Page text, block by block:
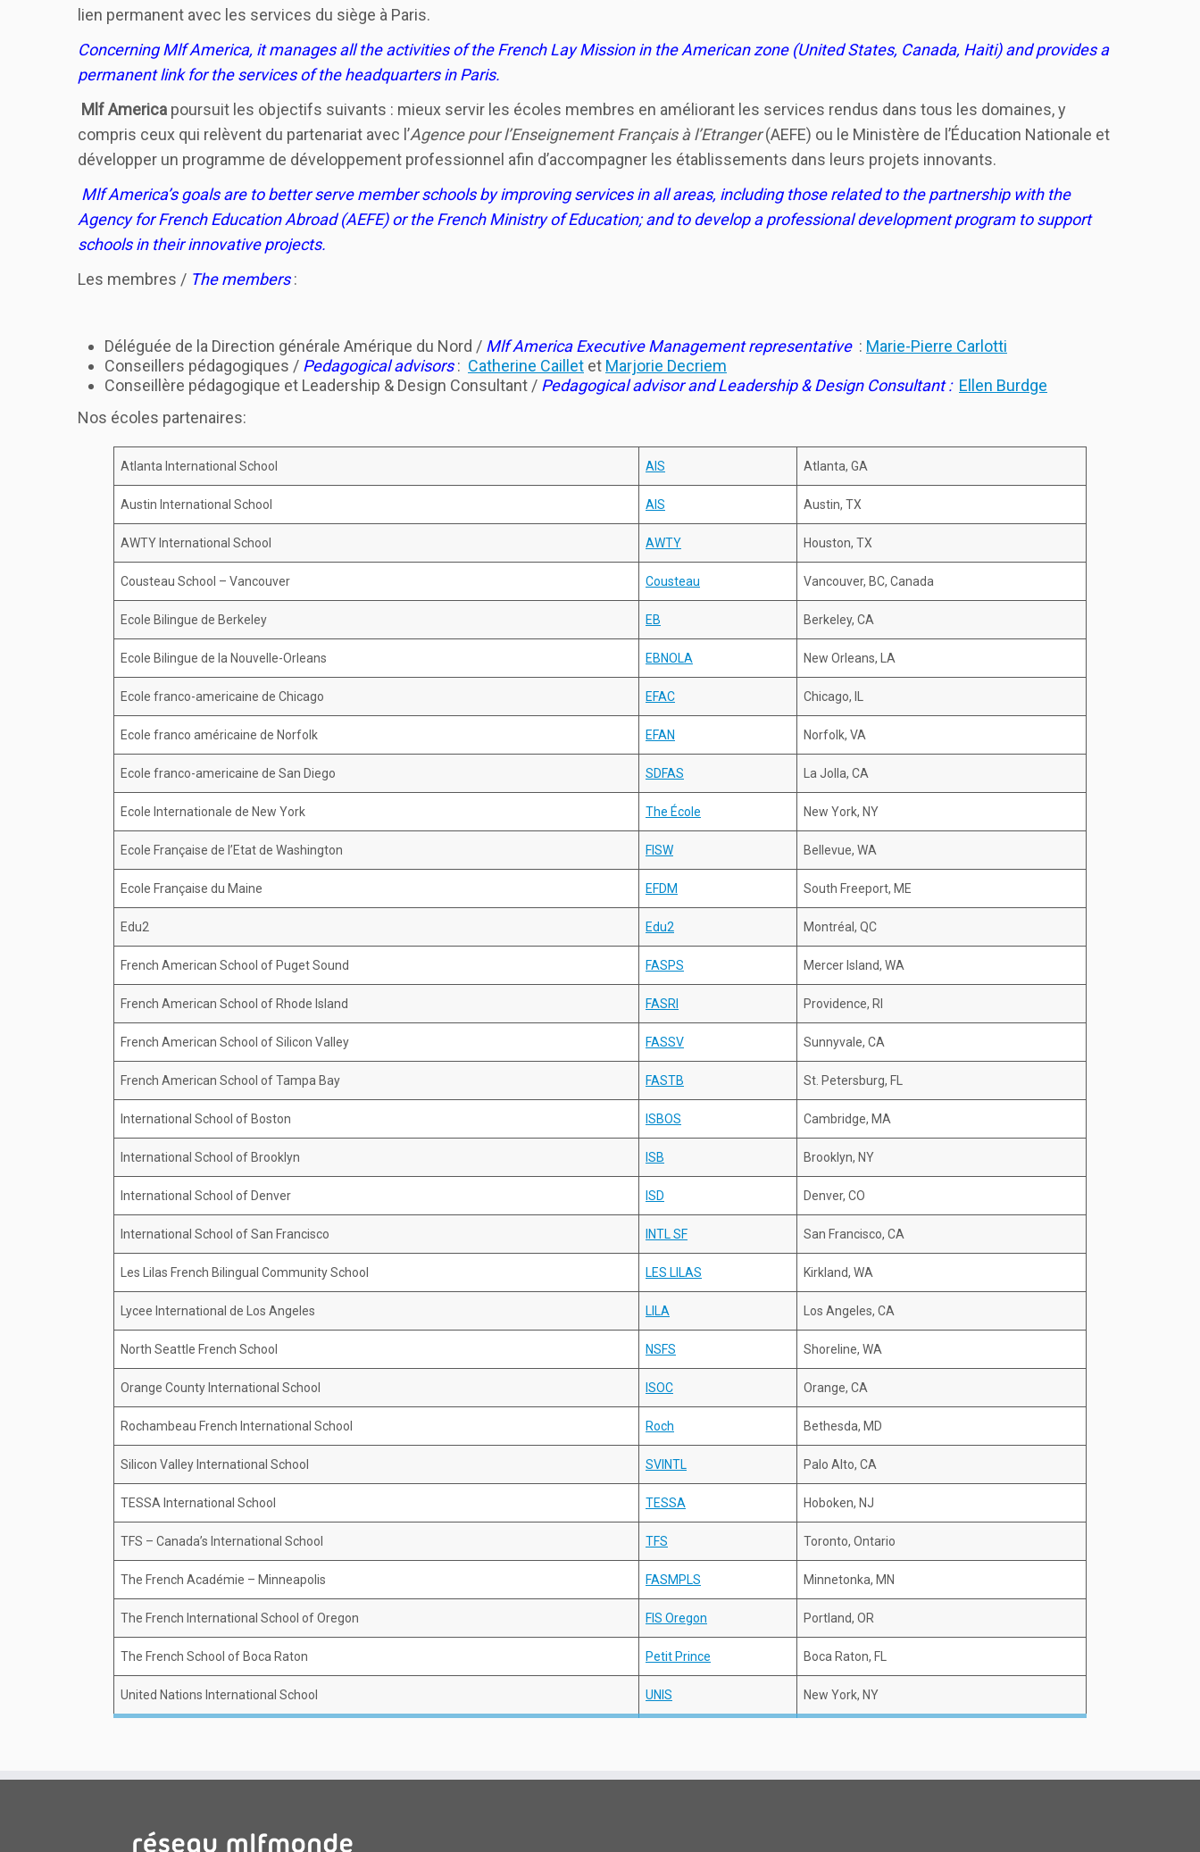
lien permanent avec les services du siège à Paris.
Concerning Mlf America, it manages all the activities of the French Lay Mission in the American zone (United States, Canada, Haiti) and provides a
permanent link for the services of the headquarters in Paris.
Mlf America poursuit les objectifs suivants : mieux servir les écoles membres en améliorant les services rendus dans tous les domaines, y
compris ceux qui relèvent du partenariat avec l’Agence pour l’Enseignement Français à l’Etranger(AEFE) ou le Ministère de l’Éducation Nationale et
développer un programme de développement professionnel afin d’accompagner les établissements dans leurs projets innovants.
Mlf America’s goals are to better serve member schools by improving services in all areas, including those related to the partnership with the
Agency for French Education Abroad (AEFE) or the French Ministry of Education; and to develop a professional development program to support
schools in their innovative projects.
Les membres / The members:
Déléguée de la Direction générale Amérique du Nord / Mlf America Executive Management representative: Marie-Pierre Carlotti
Conseillers pédagogiques / Pedagogical advisors: Catherine Caillet et Marjorie Decriem
Conseillère pédagogique et Leadership & Design Consultant / Pedagogical advisor andLeadership & Design Consultant : Ellen Burdge
Nos écoles partenaires:
Atlanta International School AIS Atlanta, GA
Austin International School AIS Austin, TX
AWTY International School AWTY Houston, TX
Cousteau School – Vancouver Cousteau Vancouver, BC, Canada
Ecole Bilingue de Berkeley EB Berkeley, CA
Ecole Bilingue de la Nouvelle-Orleans EBNOLA New Orleans, LA
Ecole franco-americaine de Chicago EFAC Chicago, IL
Ecole franco américaine de Norfolk EFAN Norfolk, VA
Ecole franco-americaine de San Diego SDFAS La Jolla, CA
Ecole Internationale de New York The École New York, NY
Ecole Française de l’Etat de Washington FISW Bellevue, WA
Ecole Française du Maine EFDM South Freeport, ME
Edu2 Edu2 Montréal, QC
French American School of Puget Sound FASPS Mercer Island, WA
French American School of Rhode Island FASRI Providence, RI
French American School of Silicon Valley FASSV Sunnyvale, CA
French American School of Tampa Bay FASTB St. Petersburg, FL
International School of Boston ISBOS Cambridge, MA
International School of Brooklyn ISB Brooklyn, NY
International School of Denver ISD Denver, CO
International School of San Francisco INTL SF San Francisco, CA
Les Lilas French Bilingual Community School LES LILAS Kirkland, WA
Lycee International de Los Angeles LILA Los Angeles, CA
North Seattle French School NSFS Shoreline, WA
Orange County International School ISOC Orange, CA
Rochambeau French International School Roch Bethesda, MD
Silicon Valley International School SVINTL Palo Alto, CA
TESSA International School TESSA Hoboken, NJ
TFS – Canada’s International School TFS Toronto, Ontario
The French Académie – Minneapolis FASMPLS Minnetonka, MN
The French International School of Oregon FIS Oregon Portland, OR
The French School of Boca Raton Petit Prince Boca Raton, FL
United Nations International School UNIS New York, NY